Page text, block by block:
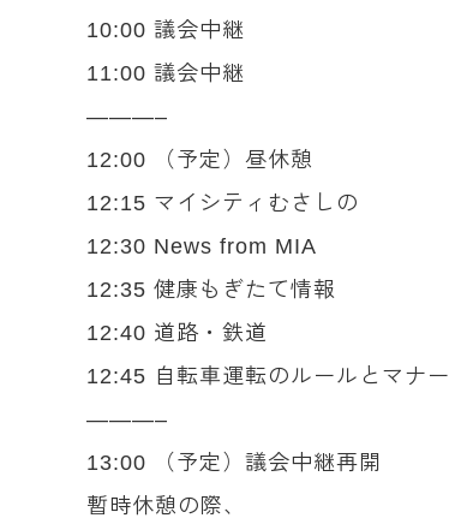
10:00 議会中継
11:00 議会中継
———–
12:00 （予定）昼休憩
12:15 マイシティむさしの
12:30 News from MIA
12:35 健康もぎたて情報
12:40 道路・鉄道
12:45 自転車運転のルールとマナー
———–
13:00 （予定）議会中継再開
暫時休憩の際、